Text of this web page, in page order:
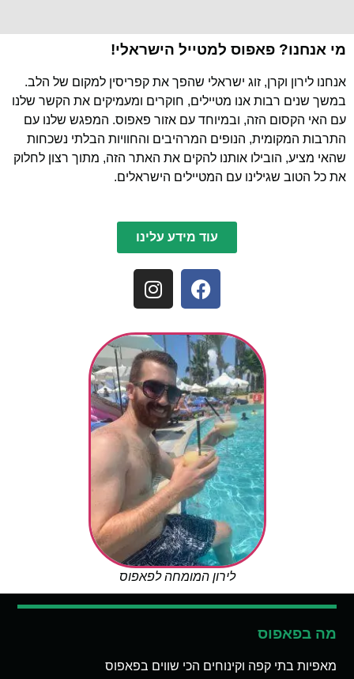
מי אנחנו? פאפוס למטייל הישראלי!
אנחנו לירון וקרן, זוג ישראלי שהפך את קפריסין למקום של הלב.
במשך שנים רבות אנו מטיילים, חוקרים ומעמיקים את הקשר שלנו
עם האי הקסום הזה, ובמיוחד עם אזור פאפוס. המפגש שלנו עם
התרבות המקומית, הנופים המרהיבים והחוויות הבלתי נשכחות
שהאי מציע, הובילו אותנו להקים את האתר הזה, מתוך רצון לחלוק
את כל הטוב שגילינו עם המטיילים הישראלים.
עוד מידע עלינו
לירון המומחה לפאפוס
מה בפאפוס
מאפיות בתי קפה וקינוחים הכי שווים בפאפוס